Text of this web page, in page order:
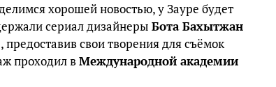
хорошей новостью, у Зауре будет
сериал дизайнеры Бота Бахытжан
предоставив свои творения для съёмок
проходил вМеждународной академии